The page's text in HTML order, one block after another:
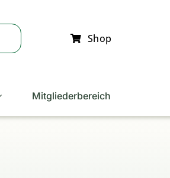
Shop
Mitgliederbereich